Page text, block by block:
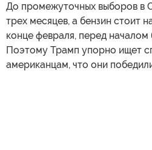
До промежуточных выборов в
трех месяцев, а бензин стоит
конце февраля, перед началом
Поэтому Трамп упорно ищет
американцам, что они